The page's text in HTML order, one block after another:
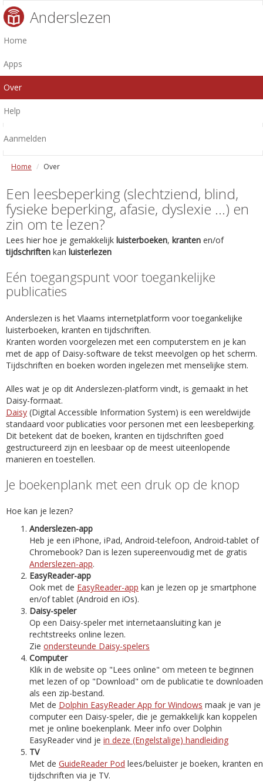
Anderslezen
Home
Apps
Over
Help
Aanmelden
Home Over
Een leesbeperking (slechtziend, blind,
fysieke beperking, afasie, dyslexie ...) en
zin om te lezen?
Lees hier hoe je gemakkelijk luisterboeken, kranten en/of
tijdschriften kan luisterlezen
Eén toegangspunt voor toegankelijke
publicaties
Anderslezen is het Vlaams internetplatform voor toegankelijke
luisterboeken, kranten en tijdschriften.
Kranten worden voorgelezen met een computerstem en je kan
met de app of Daisy-software de tekst meevolgen op het scherm.
Tijdschriften en boeken worden ingelezen met menselijke stem.
Alles wat je op dit Anderslezen-platform vindt, is gemaakt in het
Daisy-formaat.
Daisy (Digital Accessible Information System) is een wereldwijde
standaard voor publicaties voor personen met een leesbeperking.
Dit betekent dat de boeken, kranten en tijdschriften goed
gestructureerd zijn en leesbaar op de meest uiteenlopende
manieren en toestellen.
Je boekenplank met een druk op de knop
Hoe kan je lezen?
Anderslezen-app
Heb je een iPhone, iPad, Android-telefoon, Android-tablet of
Chromebook? Dan is lezen supereenvoudig met de gratis
Anderslezen-app.
EasyReader-app
Ook met de EasyReader-app kan je lezen op je smartphone
en/of tablet (Android en iOs).
Daisy-speler
Op een Daisy-speler met internetaansluiting kan je
rechtstreeks online lezen.
Zie ondersteunde Daisy-spelers
Computer
Klik in de website op "Lees online" om meteen te beginnen
met lezen of op "Download" om de publicatie te downloaden
als een zip-bestand.
Met de Dolphin EasyReader App for Windows maak je van je
computer een Daisy-speler, die je gemakkelijk kan koppelen
met je online boekenplank. Meer info over Dolphin
EasyReader vind je in deze (Engelstalige) handleiding
TV
Met de GuideReader Pod lees/beluister je boeken, kranten en
tijdschriften via je TV.